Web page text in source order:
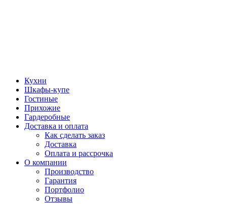
Кухни
Шкафы-купе
Гостиные
Прихожие
Гардеробные
Доставка и оплата
Как сделать заказ
Доставка
Оплата и рассрочка
О компании
Производство
Гарантия
Портфолио
Отзывы